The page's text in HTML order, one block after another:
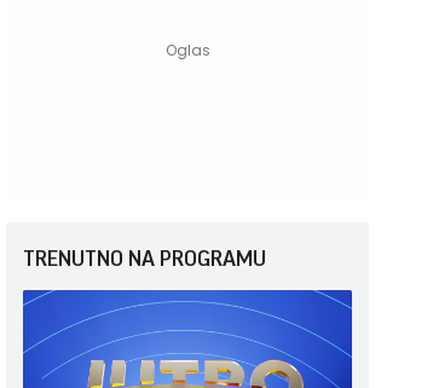
TRENUTNO NA PROGRAMU